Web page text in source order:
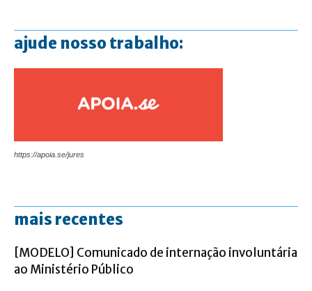
ajude nosso trabalho:
https://apoia.se/jures
mais recentes
[MODELO] Comunicado de internação involuntária
ao Ministério Público